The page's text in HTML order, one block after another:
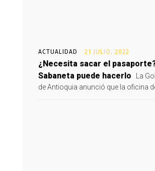
ACTUALIDAD 21 JULIO, 2022
¿Necesita sacar el
Sabaneta puede hacerlo
La
de Antioquia anunció que la oficina